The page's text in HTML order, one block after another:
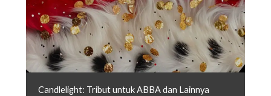
Candlelight: Tribut untuk ABBA dan Lainnya